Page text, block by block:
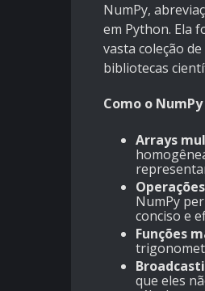
NumPy,
em Python. Ela
vasta coleção
bibliotecas
Como o
Arrays
NumPy
conciso e
Funções
que eles